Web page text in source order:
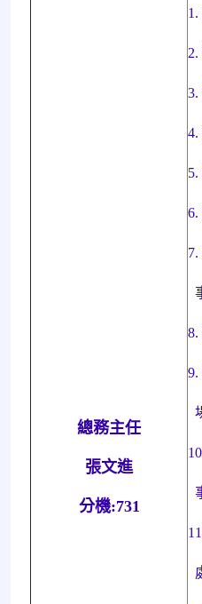
總務主任
張文進
分機:731
1.
2.
3.
4.
5.
6.
7.
8.
9.